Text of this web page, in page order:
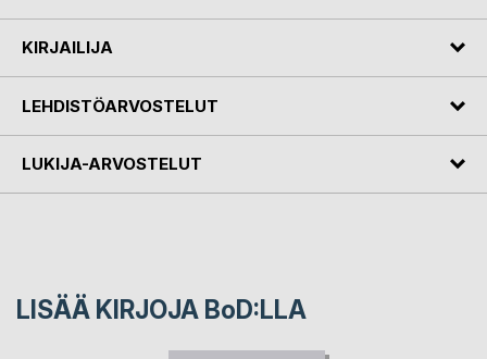
KIRJAILIJA
LEHDISTÖARVOSTELUT
LUKIJA-ARVOSTELUT
LISÄÄ KIRJOJA BoD:LLA